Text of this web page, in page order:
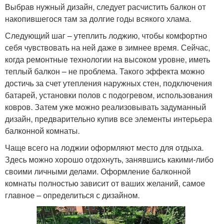
Выбрав нужный дизайн, следует расчистить балкон от
накопившегося там за долгие годы всякого хлама.
Следующий шаг – утеплить лоджию, чтобы комфортно
себя чувствовать на ней даже в зимнее время. Сейчас,
когда ремонтные технологии на высоком уровне, иметь
теплый балкон – не проблема. Такого эффекта можно
достичь за счет утепления наружных стен, подключения
батарей, установки полов с подогревом, использования
ковров. Затем уже можно реализовывать задуманный
дизайн, предварительно купив все элементы интерьера
балконной комнаты.
Чаще всего на лоджии оформляют место для отдыха.
Здесь можно хорошо отдохнуть, занявшись какими-либо
своими личными делами. Оформление балконной
комнаты полностью зависит от ваших желаний, самое
главное – определиться с дизайном.